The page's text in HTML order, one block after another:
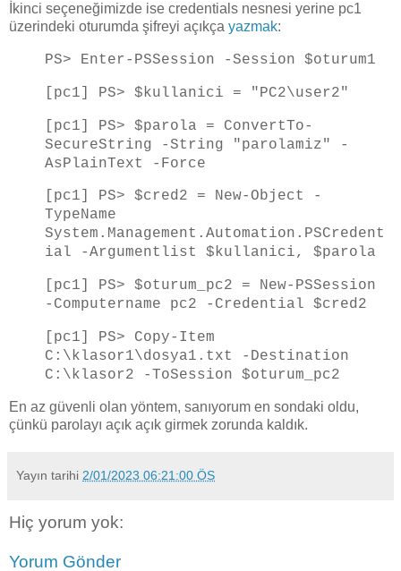
İkinci seçeneğimizde ise credentials nesnesi yerine pc1
üzerindeki oturumda şifreyi açıkça yazmak:
PS> Enter-PSSession -Session $oturum1
[pc1] PS> $kullanici = "PC2\user2"
[pc1] PS> $parola = ConvertTo-
SecureString -String "parolamiz" -
AsPlainText -Force
[pc1] PS> $cred2 = New-Object -
TypeName
System.Management.Automation.PSCredent
ial -Argumentlist $kullanici, $parola
[pc1] PS> $oturum_pc2 = New-PSSession
-Computername pc2 -Credential $cred2
[pc1] PS> Copy-Item
C:\klasor1\dosya1.txt -Destination
C:\klasor2 -ToSession $oturum_pc2
En az güvenli olan yöntem, sanıyorum en sondaki oldu,
çünkü parolayı açık açık girmek zorunda kaldık.
Yayın tarihi 2/01/2023 06:21:00 ÖS
Hiç yorum yok:
Yorum Gönder